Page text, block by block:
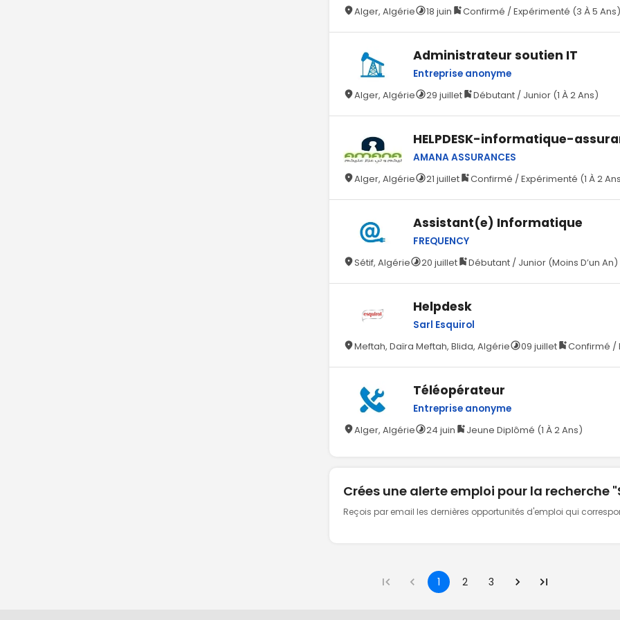
Alger, Algérie
18 juin Confirmé / Expérimenté (3 À 5 Ans)
Administrateur soutien IT
Entreprise anonyme
Alger, Algérie
29 juillet Débutant / Junior (1 À 2 Ans)
HELPDESK-informatique-
AMANA ASSURANCES
Alger, Algérie
21 juillet Confirmé / Expérimenté (1 À 2
Assistant(e) Informatique
FREQUENCY
Sétif, Algérie
20 juillet Débutant / Junior (Moins D’un An)
Helpdesk
Sarl Esquirol
Meftah, Daïra Meftah, Blida, Algérie
09 juillet Confirmé /
Téléopérateur
Entreprise anonyme
Alger, Algérie
24 juin Jeune Diplômé (1 À 2 Ans)
Crées une alerte emploi pour la recherche
Reçois par email les dernières opportunités d'emploi qui
1 2 3